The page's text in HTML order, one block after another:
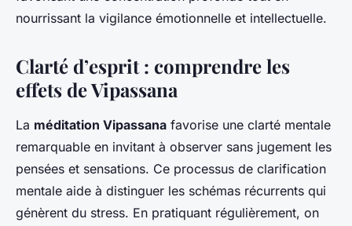
nourrissant la vigilance émotionnelle et intellectuelle.
Clarté d’esprit : comprendre les
effets de Vipassana
La méditation Vipassana favorise une clarté mentale
remarquable en invitant à observer sans jugement les
pensées et sensations. Ce processus de clarification
mentale aide à distinguer les schémas récurrents qui
génèrent du stress. En pratiquant régulièrement, on